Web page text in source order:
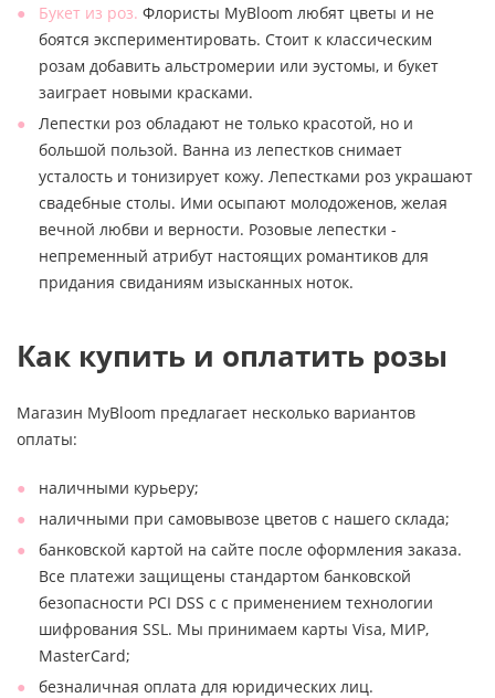
Букет из роз. Флористы MyBloom любят цветы и не
боятся экспериментировать. Стоит к классическим
розам добавить альстромерии или эустомы, и букет
заиграет новыми красками.
Лепестки роз обладают не только красотой, но и
большой пользой. Ванна из лепестков снимает
усталость и тонизирует кожу. Лепестками роз украшают
свадебные столы. Ими осыпают молодоженов, желая
вечной любви и верности. Розовые лепестки -
непременный атрибут настоящих романтиков для
придания свиданиям изысканных ноток.
Как купить и оплатить розы
Магазин MyBloom предлагает несколько вариантов
оплаты:
наличными курьеру;
наличными при самовывозе цветов с нашего склада;
банковской картой на сайте после оформления заказа.
Все платежи защищены стандартом банковской
безопасности PCI DSS с с применением технологии
шифрования SSL. Мы принимаем карты Visa, МИР,
MasterCard;
безналичная оплата для юридических лиц.